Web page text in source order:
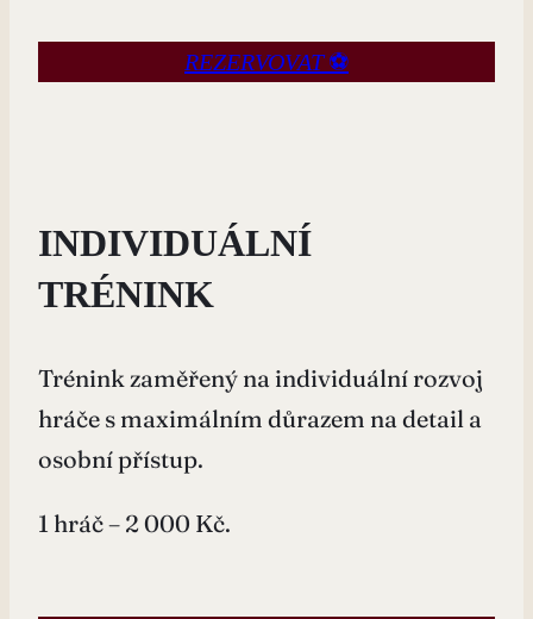
REZERVOVAT⚽
INDIVIDUÁLNÍ
TRÉNINK
Trénink zaměřený na individuální rozvoj
hráče s maximálním důrazem na detail a
osobní přístup.
1 hráč – 2 000 Kč.